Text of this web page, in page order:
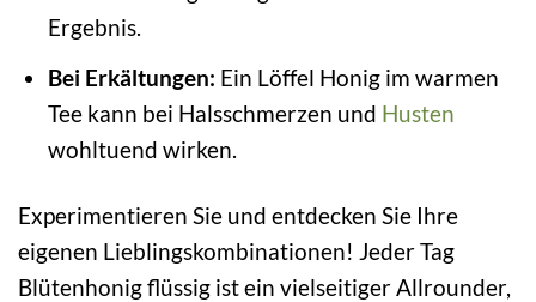
Ergebnis.
Bei Erkältungen: Ein Löffel Honig im warmen
Tee kann bei Halsschmerzen und Husten
wohltuend wirken.
Experimentieren Sie und entdecken Sie Ihre
eigenen Lieblingskombinationen! Jeder Tag
Blütenhonig flüssig ist ein vielseitiger Allrounder,